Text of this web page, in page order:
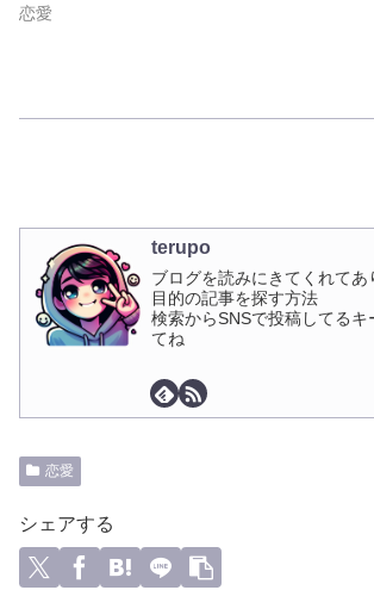
恋愛
terupo
ブログを読みにきてくれてあ
目的の記事を探す方法
検索からSNSで投稿してるキ
てね
恋愛
シェアする